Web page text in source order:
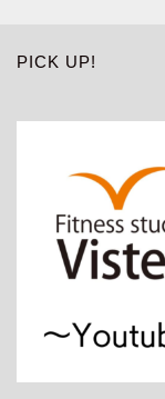
PICK UP!